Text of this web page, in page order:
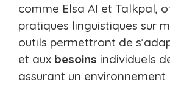
comme Elsa AI et Talkpal,
pratiques linguistiques sur
outils permettront de
et aux besoins individuels
assurant un environnement